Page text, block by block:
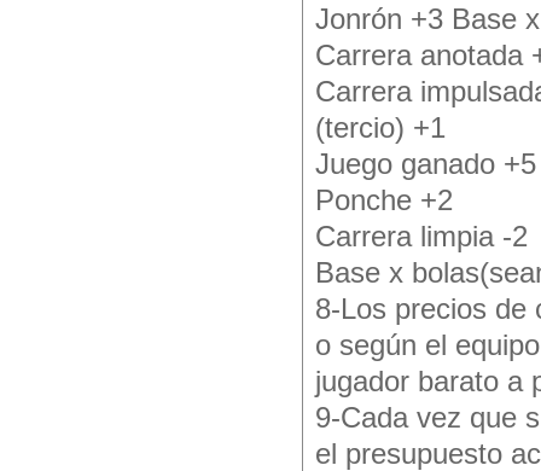
Jonrón +3 Base
Carrera anotada
Carrera
(tercio) +1
Juego ganado
Ponche +2
Carrera limpia -2
Base x
8-Los precios de
o según el
jugador barato a
9-Cada vez que
el presupuesto